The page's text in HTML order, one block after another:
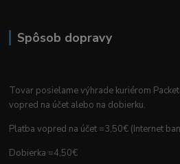
Spôsob dopravy
Tovar posielame výhrade kuriérom
vopred na účet alebo na dobierku.
Platba vopred na účet =3,50€ (Internet
Dobierka =4,50€